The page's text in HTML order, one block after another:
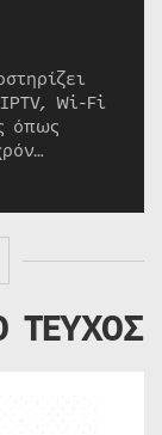
Wi-Fi
όπως
ΤΕΥΧΟΣ